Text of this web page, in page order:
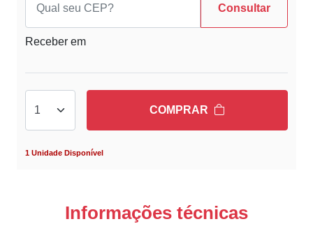
Consultar
Receber em
COMPRAR
1 Unidade Disponível
Informações técnicas